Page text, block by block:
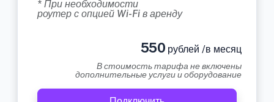
* При необходимости
роутер с опцией Wi-Fi в аренду
550 рублей /в месяц
В стоимость тарифа не включены
дополнительные услуги и оборудование